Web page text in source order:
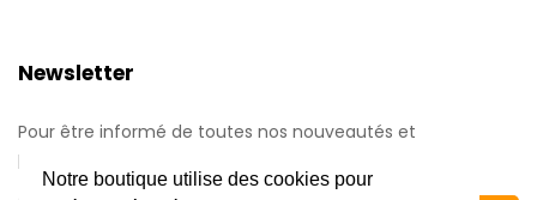
Notre boutique utilise des cookies pour
Newsletter
Pour être informé de toutes nos nouveautés et
promotions.